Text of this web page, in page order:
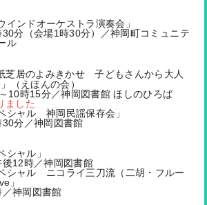
ンドオーケストラ演奏会」
（会場1時30分）／神岡町コミュニテ
ル
芝居のよみきかせ 子どもさんから大人
（えほんの会）
時15分／神岡図書館 ほしのひろば
ました
シャル 神岡民謡保存会」
／神岡図書館
ャル」
時／神岡図書館
シャル ニコライ三刀流（二胡・フルー
」
岡図書館